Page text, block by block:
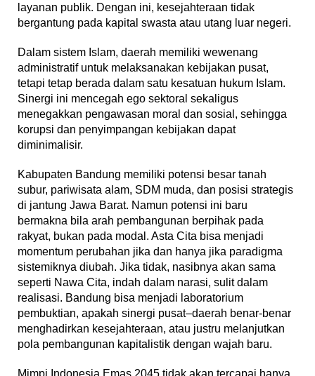
layanan publik. Dengan ini, kesejahteraan tidak
bergantung pada kapital swasta atau utang luar negeri.
Dalam sistem Islam, daerah memiliki wewenang
administratif untuk melaksanakan kebijakan pusat,
tetapi tetap berada dalam satu kesatuan hukum Islam.
Sinergi ini mencegah ego sektoral sekaligus
menegakkan pengawasan moral dan sosial, sehingga
korupsi dan penyimpangan kebijakan dapat
diminimalisir.
Kabupaten Bandung memiliki potensi besar tanah
subur, pariwisata alam, SDM muda, dan posisi strategis
di jantung Jawa Barat. Namun potensi ini baru
bermakna bila arah pembangunan berpihak pada
rakyat, bukan pada modal. Asta Cita bisa menjadi
momentum perubahan jika dan hanya jika paradigma
sistemiknya diubah. Jika tidak, nasibnya akan sama
seperti Nawa Cita, indah dalam narasi, sulit dalam
realisasi. Bandung bisa menjadi laboratorium
pembuktian, apakah sinergi pusat–daerah benar-benar
menghadirkan kesejahteraan, atau justru melanjutkan
pola pembangunan kapitalistik dengan wajah baru.
Mimpi Indonesia Emas 2045 tidak akan tercapai hanya